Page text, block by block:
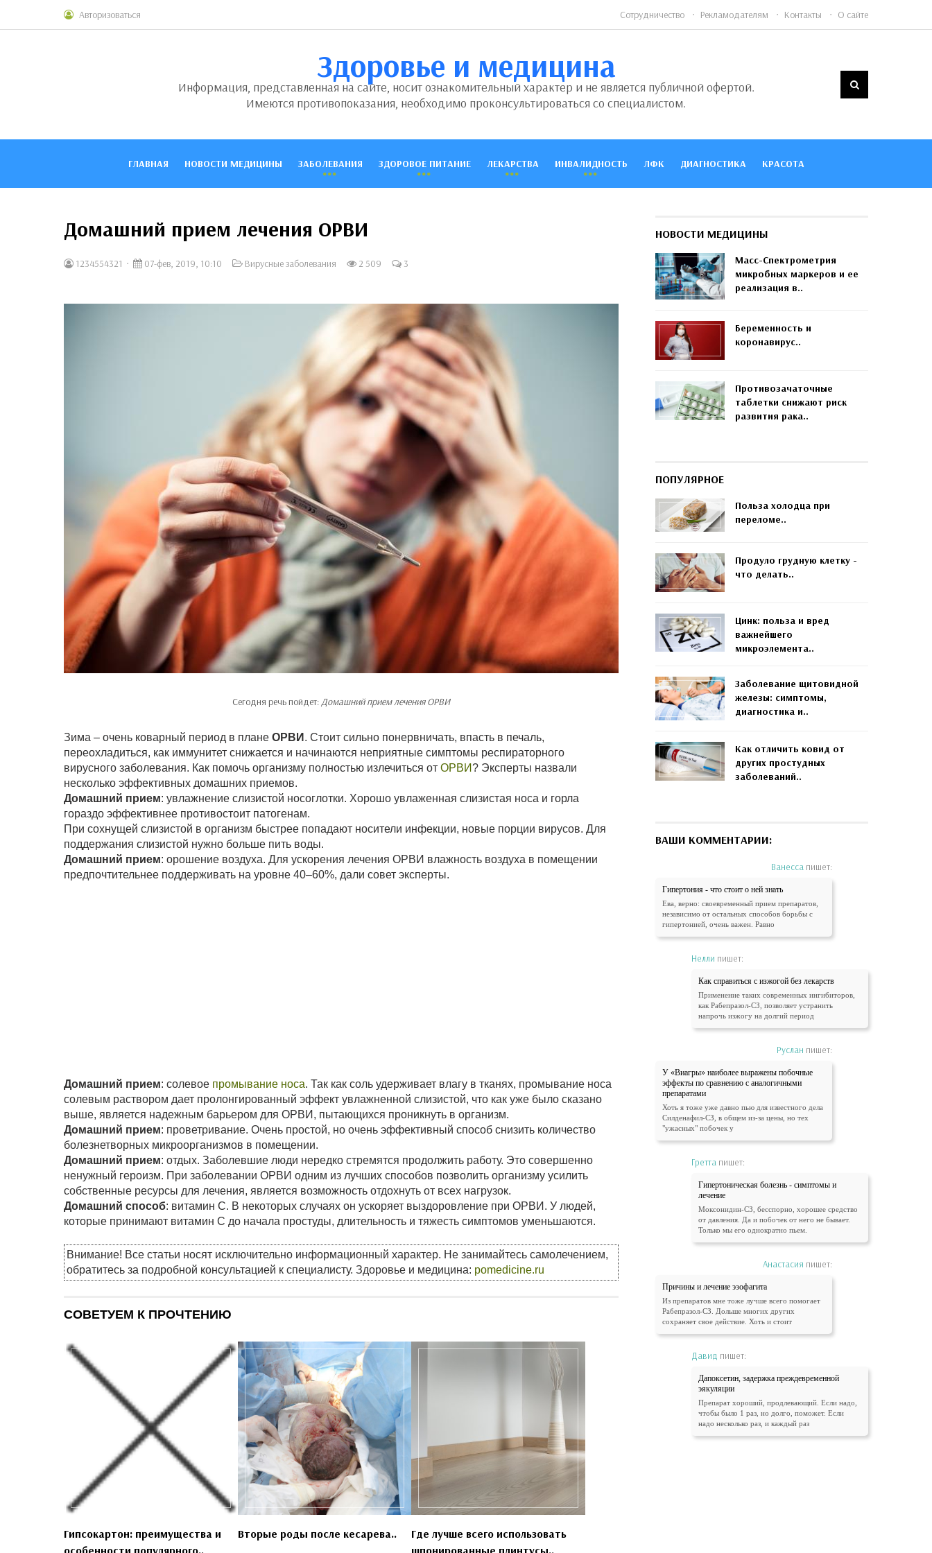
Авторизоваться Сотрудничество Рекламодателям Контакты О сайте
Здоровье и медицина
Информация, представленная на сайте, носит ознакомительный характер и не является публичной офертой.
Имеются противопоказания, необходимо проконсультироваться со специалистом.
ГЛАВНАЯ НОВОСТИ МЕДИЦИНЫ ЗАБОЛЕВАНИЯ ЗДОРОВОЕ ПИТАНИЕ ЛЕКАРСТВА ИНВАЛИДНОСТЬ ЛФК ДИАГНОСТИКА КРАСОТА
Домашний прием лечения ОРВИ
1234554321 07-фев, 2019, 10:10 Вирусные заболевания 2 509 3
Сегодня речь пойдет:Домашний прием лечения ОРВИ
Зима – очень коварный период в плане ОРВИ . Стоит сильно понервничать, впасть в печаль,
переохладиться, как иммунитет снижается и начинаются неприятные симптомы респираторного
вирусного заболевания. Как помочь организму полностью излечиться от ОРВИ? Эксперты назвали
несколько эффективных домашних приемов.
Домашний прием: увлажнение слизистой носоглотки. Хорошо увлаженная слизистая носа и горла
гораздо эффективнее противостоит патогенам.
При сохнущей слизистой в организм быстрее попадают носители инфекции, новые порции вирусов. Для
поддержания слизистой нужно больше пить воды.
Домашний прием: орошение воздуха. Для ускорения лечения ОРВИ влажность воздуха в помещении
предпочтительнее поддерживать на уровне 40–60%, дали совет эксперты.
Домашний прием: солевое промывание носа. Так как соль удерживает влагу в тканях, промывание носа
солевым раствором дает пролонгированный эффект увлажненной слизистой, что как уже было сказано
выше, является надежным барьером для ОРВИ, пытающихся проникнуть в организм.
Домашний прием: проветривание. Очень простой, но очень эффективный способ снизить количество
болезнетворных микроорганизмов в помещении.
Домашний прием: отдых. Заболевшие люди нередко стремятся продолжить работу. Это совершенно
ненужный героизм. При заболевании ОРВИ одним из лучших способов позволить организму усилить
собственные ресурсы для лечения, является возможность отдохнуть от всех нагрузок.
Домашний способ: витамин С. В некоторых случаях он ускоряет выздоровление при ОРВИ. У людей,
которые принимают витамин С до начала простуды, длительность и тяжесть симптомов уменьшаются.
Внимание! Все статьи носят исключительно информационный характер. Не занимайтесь самолечением,
обратитесь за подробной консультацией к специалисту. Здоровье и медицина: pomedicine.ru
СОВЕТУЕМ К ПРОЧТЕНИЮ
Гипсокартон: преимущества и
Вторые роды после кесарева..
Где лучше всего использовать
НОВОСТИ МЕДИЦИНЫ
Масс-Спектрометрия
микробных маркеров и ее
реализация в..
Беременность и
коронавирус..
Противозачаточные
таблетки снижают риск
развития рака..
ПОПУЛЯРНОЕ
Польза холодца при
переломе..
Продуло грудную клетку -
что делать..
Цинк: польза и вред
важнейшего
микроэлемента..
Заболевание щитовидной
железы: симптомы,
диагностика и..
Как отличить ковид от
других простудных
заболеваний..
ВАШИ КОММЕНТАРИИ:
Ванесса пишет:
Гипертония - что стоит о ней знать
Ева, верно: своевременный прием препаратов,
независимо от остальных способов борьбы с
гипертонией, очень важен. Равно
Нелли пишет:
Как справиться с изжогой без лекарств
Применение таких современных ингибиторов,
как Рабепразол-СЗ, позволяет устранить
напрочь изжогу на долгий период
Руслан пишет:
У «Виагры» наиболее выражены побочные
эффекты по сравнению с аналогичными
препаратами
Хоть я тоже уже давно пью для известного дела
Силденафил-СЗ, в общем из-за цены, но тех
"ужасных" побочек у
Гретта пишет:
Гипертоническая болезнь - симптомы и
лечение
Моксонидин-СЗ, бесспорно, хорошее средство
от давления. Да и побочек от него не бывает.
Только мы его однократно пьем.
Анастасия пишет:
Причины и лечение эзофагита
Из препаратов мне тоже лучше всего помогает
Рабепразол-СЗ. Дольше многих других
сохраняет свое действие. Хоть и стоит
Давид пишет:
Дапоксетин, задержка преждевременной
эякуляции
Препарат хороший, продлевающий. Если надо,
чтобы было 1 раз, но долго, поможет. Если
надо несколько раз, и каждый раз